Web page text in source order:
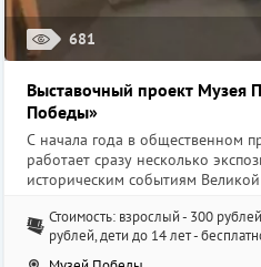
681
Выставочный проект Музея
Победы»
С начала года в общественном
работает сразу несколько
историческим событиям
Стоимость: взрослый - 300
рублей, дети до 14 лет -